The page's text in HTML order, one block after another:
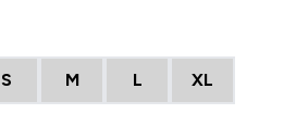
S M L XL